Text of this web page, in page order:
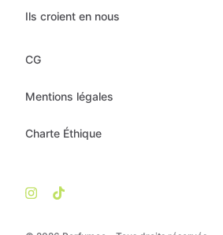
Ils croient en nous
CG
Mentions légales
Charte Éthique